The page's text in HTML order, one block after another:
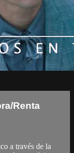
Renta
a través de la